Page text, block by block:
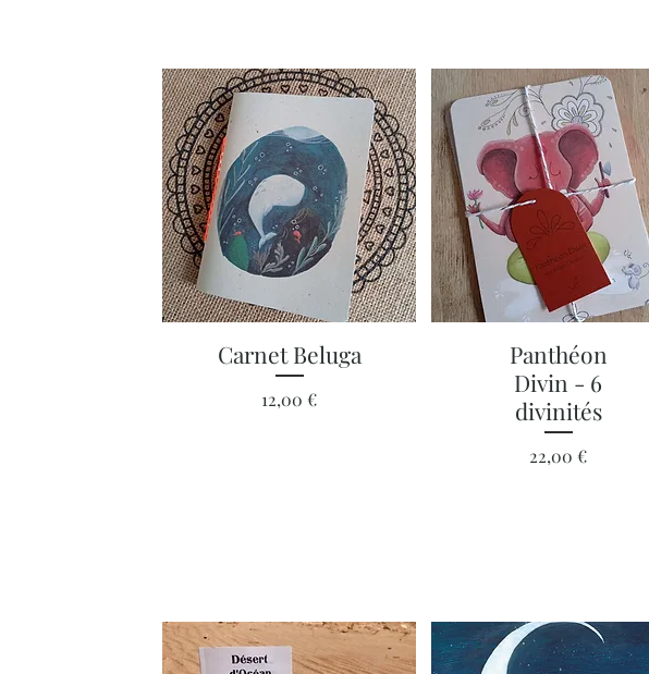
Aperçu rapide
Carnet Beluga
Prix
12,00 €
Aperçu rapide
Panthéon
Divin - 6
divinités
Prix
22,00 €